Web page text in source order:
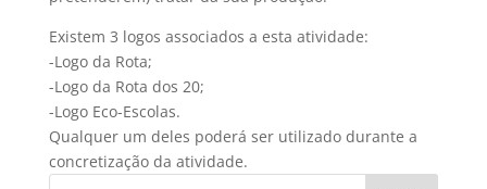
Existem 3 logos associados a esta atividade:
-Logo da Rota;
-Logo da Rota dos 20;
-Logo Eco-Escolas.
Qualquer um deles poderá ser utilizado durante a
concretização da atividade.